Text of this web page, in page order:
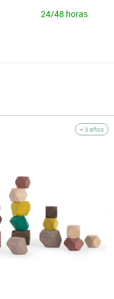
24/48 horas
+ 3 años